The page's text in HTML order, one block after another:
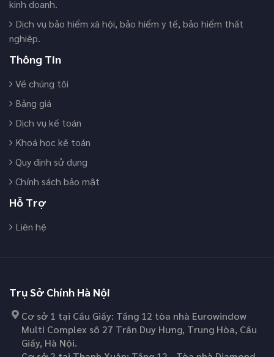
kinh doanh.
Dịch vụ bảo hiểm xã hội, bảo hiểm y tế, bảo hiểm thất
nghiệp.
Thông Tin
Về chúng tôi
Bảng giá
Dịch vụ kế toán
Khoá học kế toán
Quy định sử dụng
Chính sách bảo mật
Hỗ Trợ
Liên hệ
Trụ Sở Chính Hà Nội
Cơ sở 1 tại Cầu Giấy: Tầng 12 tòa nhà Eurowindow
Multi Complex số 27 Trần Duy Hưng, Trung Hòa, Cầu
Giấy, Hà Nội.